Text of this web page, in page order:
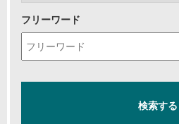
フリーワード